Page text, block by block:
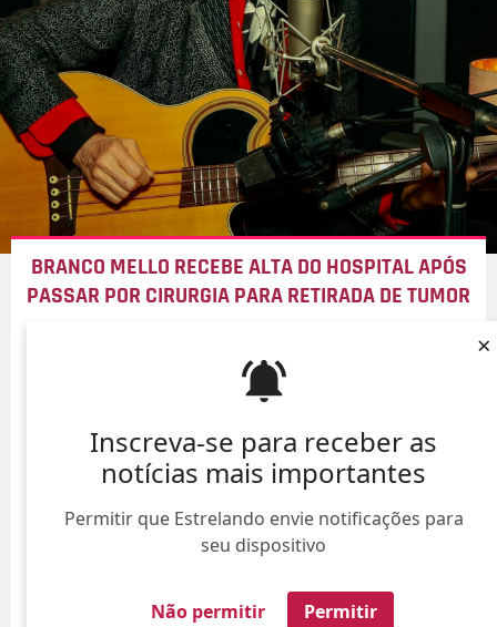
Inscreva-se para receber as
notícias mais importantes
Permitir que Estrelando envie notificações para
seu dispositivo
Não permitir Permitir
×
BRANCO MELLO RECEBE ALTA DO HOSPITAL APÓS
PASSAR POR CIRURGIA PARA RETIRADA DE TUMOR